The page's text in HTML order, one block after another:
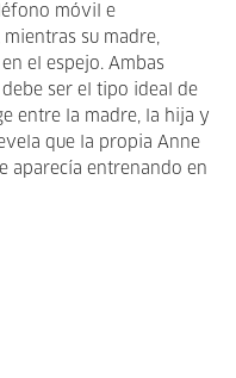
móvil e
mientras su madre,
el espejo. Ambas
ser el tipo ideal de
entre la madre, la hija y
que la propia Anne
aparecía entrenando en